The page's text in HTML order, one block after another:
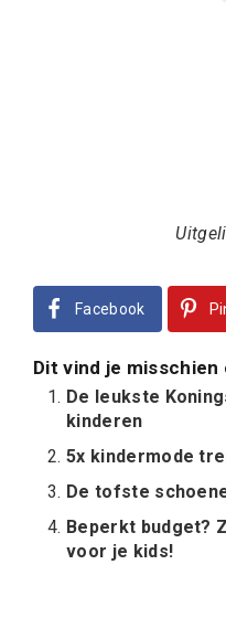
Facebook
Dit vind je misschien
De leukste
kinderen
5x kindermode
De tofste
Beperkt budget?
voor je kids!